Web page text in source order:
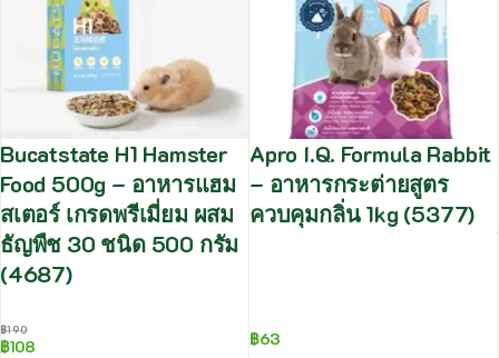
Bucatstate H1 Hamster
Food 500g – อาหารแฮม
สเตอร์ เกรดพรีเมี่ยม ผสม
ธัญพืช 30 ชนิด 500 กรัม
(4687)
฿190
฿108
Apro I.Q. Formula Rabbit
– อาหารกระต่ายสูตร
ควบคุมกลิ่น 1kg (5377)
฿63